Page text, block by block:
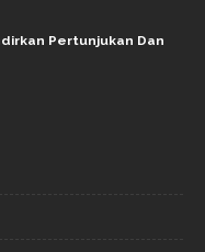
Pertunjukan Dan